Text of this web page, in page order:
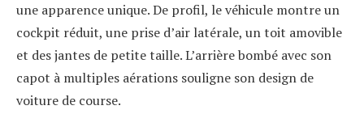
une apparence unique. De profil, le véhicule montre un
cockpit réduit, une prise d’air latérale, un toit amovible
et des jantes de petite taille. L’arrière bombé avec son
capot à multiples aérations souligne son design de
voiture de course.